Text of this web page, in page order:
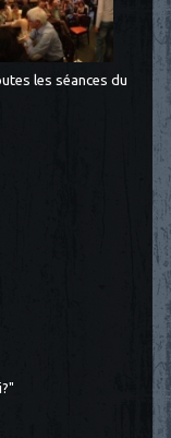
les séances du